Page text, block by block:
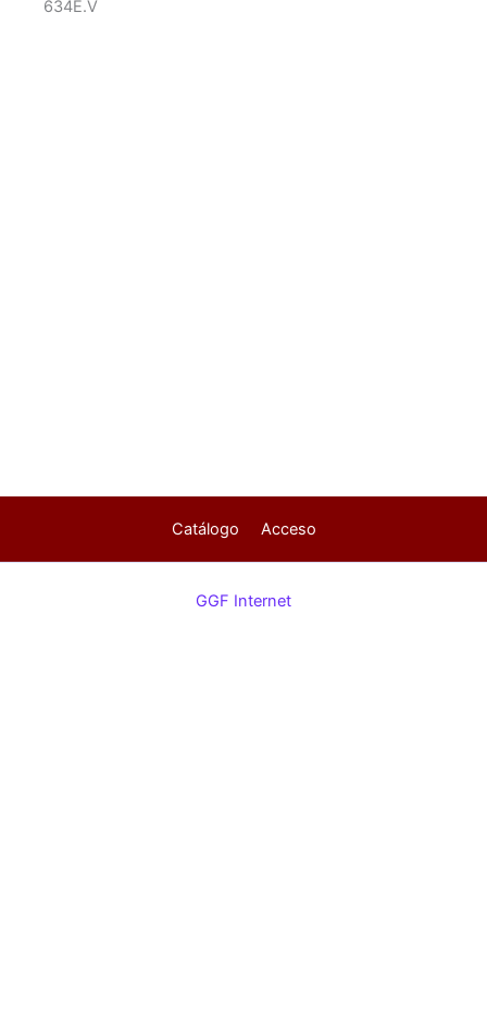
634E.V
Catálogo Acceso
GGF Internet